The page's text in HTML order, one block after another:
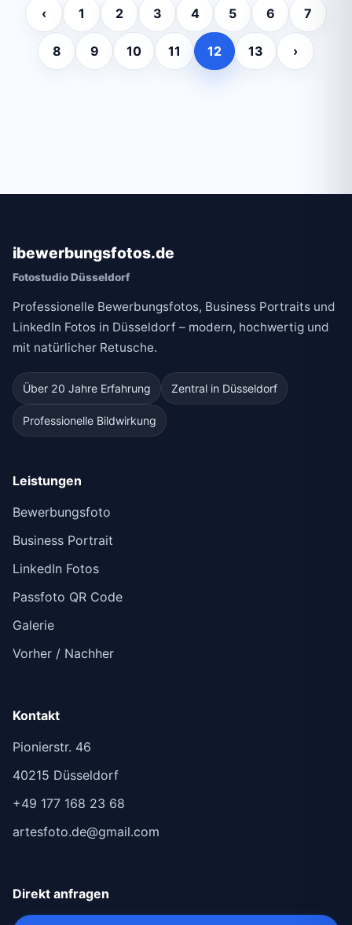
‹ 1 2 3 4 5 6 7
8 9 10 11 12 13 ›
ibewerbungsfotos.de
Fotostudio Düsseldorf
Professionelle Bewerbungsfotos, Business Portraits und
LinkedIn Fotos in Düsseldorf – modern, hochwertig und
mit natürlicher Retusche.
Über 20 Jahre Erfahrung Zentral in Düsseldorf
Professionelle Bildwirkung
Leistungen
Bewerbungsfoto
Business Portrait
LinkedIn Fotos
Passfoto QR Code
Galerie
Vorher / Nachher
Kontakt
Pionierstr. 46
40215 Düsseldorf
+49 177 168 23 68
artesfoto.de@gmail.com
Direkt anfragen